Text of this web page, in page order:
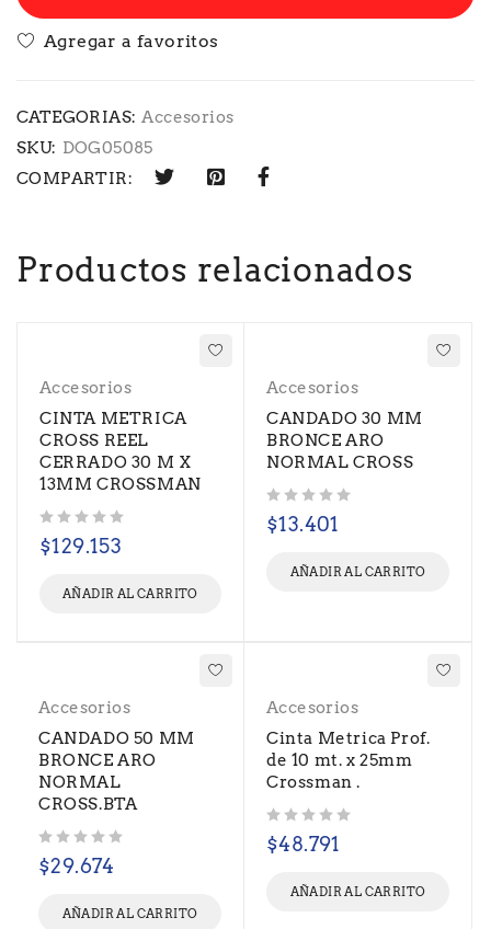
CATEGORIAS: Accesorios
SKU: DOG05085
COMPARTIR:
Productos relacionados
Accesorios
CINTA METRICA
CROSS REEL
CERRADO 30 M X
13MM CROSSMAN
$129.153
AÑADIR AL CARRITO
Accesorios
CANDADO 30 MM
BRONCE ARO
NORMAL CROSS
$13.401
AÑADIR AL CARRITO
Accesorios
CANDADO 50 MM
BRONCE ARO
NORMAL
CROSS.BTA
$29.674
AÑADIR AL CARRITO
Accesorios
Cinta Metrica Prof.
de 10 mt. x 25mm
Crossman .
$48.791
AÑADIR AL CARRITO